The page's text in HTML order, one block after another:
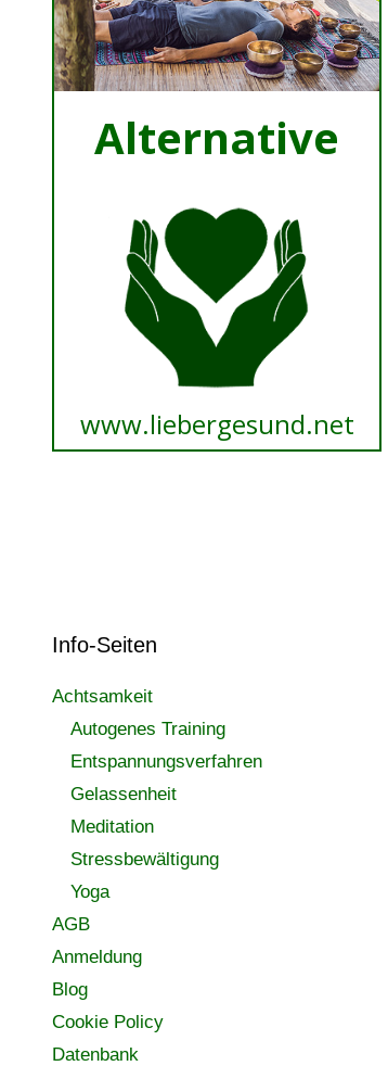
Info-Seiten
Achtsamkeit
Autogenes Training
Entspannungsverfahren
Gelassenheit
Meditation
Stressbewältigung
Yoga
AGB
Anmeldung
Blog
Cookie Policy
Datenbank